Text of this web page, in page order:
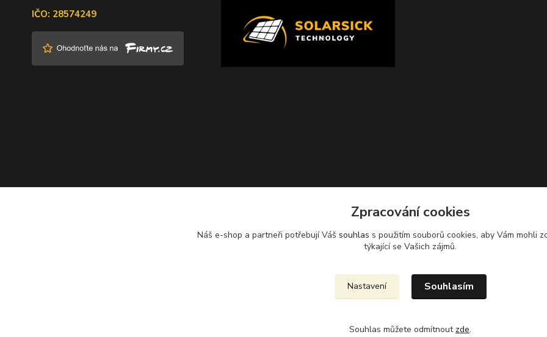
IČO: 28574249
Zvětšit mapu
Zpracování cookies
Náš e-shop a partneři potřebují Váš souhlas s použitím souborů cookies, aby Vám mohli
týkající se Vašich zájmů.
Nastavení Souhlasím
Souhlas můžete odmítnout zde.